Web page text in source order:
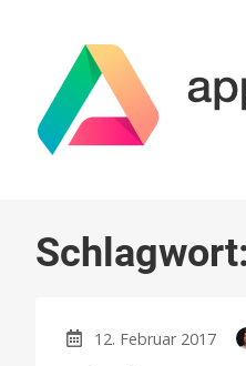
Schlagwort:
12. Februar 2017